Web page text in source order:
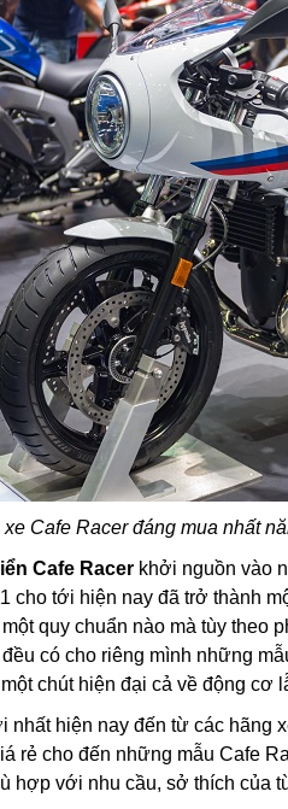
xe Cafe Racer đáng mua nhất
Cafe Racer khởi nguồn vào
cho tới hiện nay đã trở thành
quy chuẩn nào mà tùy theo
có cho riêng mình những
chút hiện đại cả về động cơ
nhất hiện nay đến từ các hãng
rẻ cho đến những mẫu Cafe
hợp với nhu cầu, sở thích của